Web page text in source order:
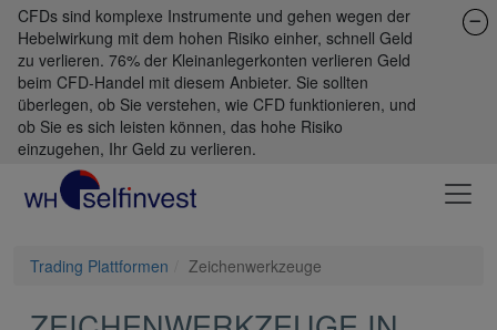
CFDs sind komplexe Instrumente und gehen wegen der
Hebelwirkung mit dem hohen Risiko einher, schnell Geld
zu verlieren. 76% der Kleinanlegerkonten verlieren Geld
beim CFD-Handel mit diesem Anbieter. Sie sollten
überlegen, ob Sie verstehen, wie CFD funktionieren, und
ob Sie es sich leisten können, das hohe Risiko
einzugehen, Ihr Geld zu verlieren.
Trading Plattformen Zeichenwerkzeuge